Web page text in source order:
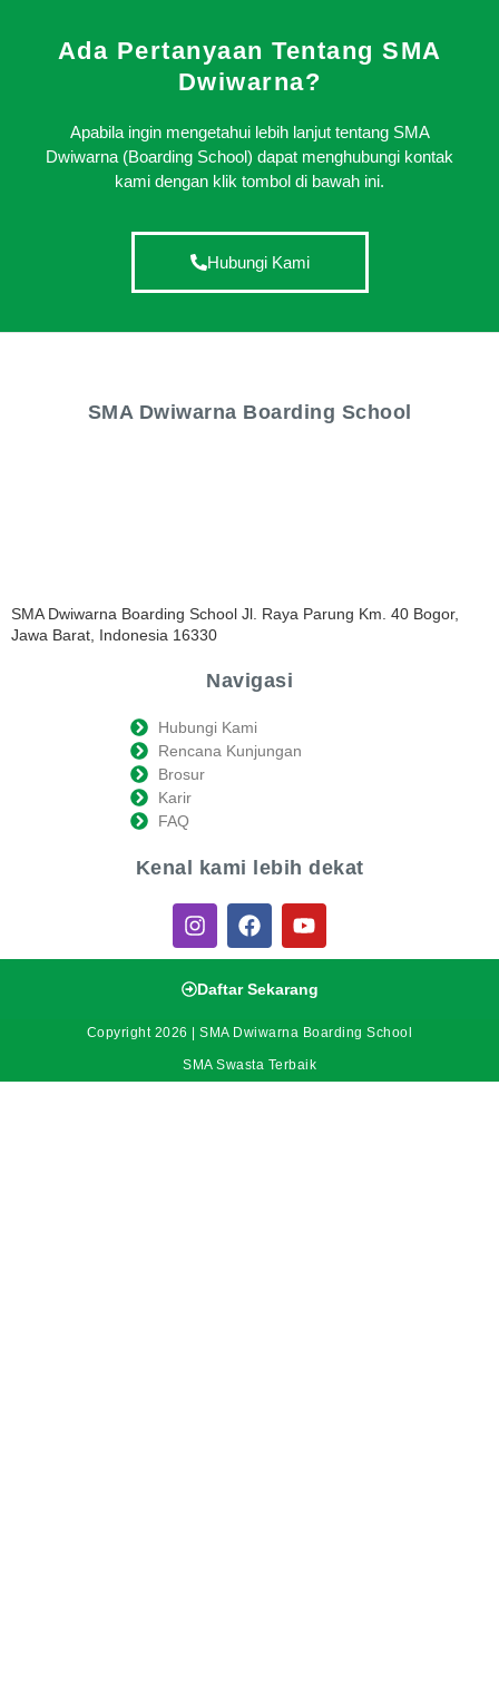
Ada Pertanyaan Tentang SMA
Dwiwarna?
Apabila ingin mengetahui lebih lanjut tentang SMA
Dwiwarna (Boarding School) dapat menghubungi kontak
kami dengan klik tombol di bawah ini.
Hubungi Kami
SMA Dwiwarna Boarding School
SMA Dwiwarna Boarding School Jl. Raya Parung Km. 40 Bogor,
Jawa Barat, Indonesia 16330
Navigasi
Hubungi Kami
Rencana Kunjungan
Brosur
Karir
FAQ
Kenal kami lebih dekat
Daftar Sekarang
Copyright 2026 | SMA Dwiwarna Boarding School
SMA Swasta Terbaik